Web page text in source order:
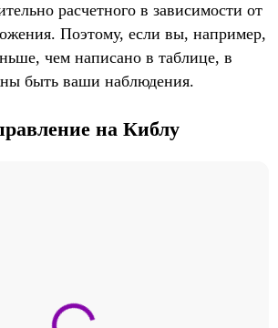
расчетного в зависимости от
Поэтому, если вы, например,
чем написано в таблице, в
быть ваши наблюдения.
на Киблу